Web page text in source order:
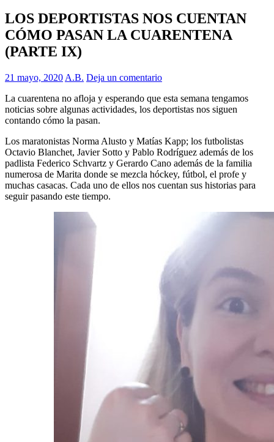
LOS DEPORTISTAS NOS CUENTAN
CÓMO PASAN LA CUARENTENA
(PARTE IX)
21 mayo, 2020 A.B. Deja un comentario
La cuarentena no afloja y esperando que esta semana tengamos
noticias sobre algunas actividades, los deportistas nos siguen
contando cómo la pasan.
Los maratonistas Norma Alusto y Matías Kapp; los futbolistas
Octavio Blanchet, Javier Sotto y Pablo Rodríguez además de los
padlista Federico Schvartz y Gerardo Cano además de la familia
numerosa de Marita donde se mezcla hóckey, fútbol, el profe y
muchas casacas. Cada uno de ellos nos cuentan sus historias para
seguir pasando este tiempo.